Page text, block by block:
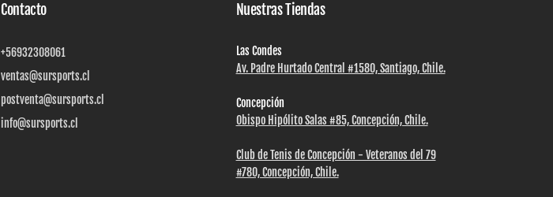
Contacto
+56932308061
ventas@sursports.cl
postventa@sursports.cl
info@sursports.cl
Nuestras Tiendas
Las Condes
Av. Padre Hurtado Central #1580, Santiago, Chile.
Concepción
Obispo Hipólito Salas #85, Concepción, Chile.
Club de Tenis de Concepción - Veteranos del 79
#780, Concepción, Chile.